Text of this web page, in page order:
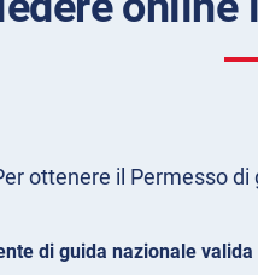
ottenere il Permesso
di guida nazionale valida